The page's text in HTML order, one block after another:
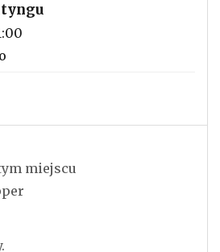
miejscu